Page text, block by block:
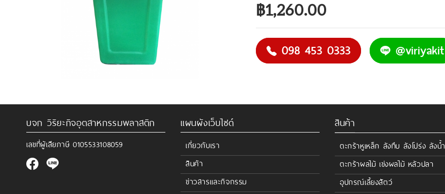
฿1,260.00
098 453 0333 @viriyakit
บจก วิริยะกิจอุตสาหกรรมพลาสติก
เลขที่ผู้เสียภาษี0105533108059
แผนผังเว็บไซด์
เกี่ยวกับเรา
สินค้า
ข่าวสารและกิจกรรม
สินค้า
ตะกร้าหูเหล็ก ลังทึบ ลังโปร่ง ลังน้ำ
ตะกร้าผลไม้ เข่งผลไม้ หลัวปลา
อุปกรณ์เลี้ยงสัตว์